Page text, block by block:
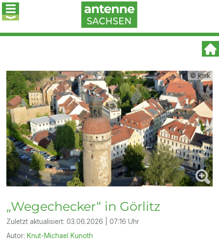
© kmk
„Wegechecker“ in Görlitz
Zuletzt aktualisiert:03.06.2026 | 07:16 Uhr
Autor: Knut-Michael Kunoth